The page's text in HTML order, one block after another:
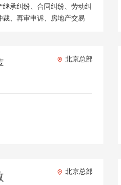
继承纠纷、合同纠纷、劳动纠
裁、再审申诉、房地产交易
北京总部
北京总部